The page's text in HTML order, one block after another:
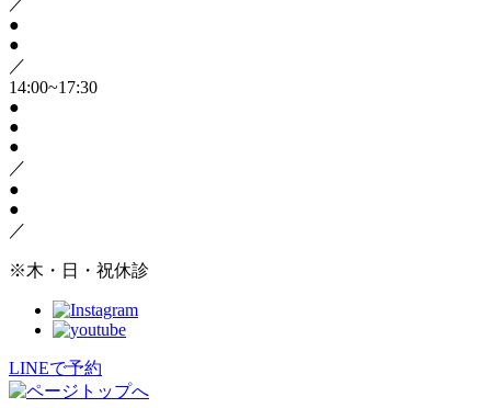
●
●
／
14:00~17:30
●
●
●
／
●
●
／
※木・日・祝休診
LINEで予約